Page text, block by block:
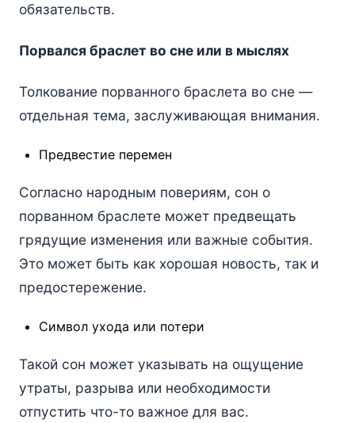
обязательств.
Порвался браслет во сне или в мыслях
Толкование порванного браслета во сне —
отдельная тема, заслуживающая внимания.
Предвестие перемен
Согласно народным повериям, сон о
порванном браслете может предвещать
грядущие изменения или важные события.
Это может быть как хорошая новость, так и
предостережение.
Символ ухода или потери
Такой сон может указывать на ощущение
утраты, разрыва или необходимости
отпустить что-то важное для вас.